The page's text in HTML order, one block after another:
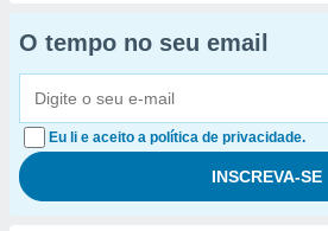
O tempo no seu email
Eu li e aceito a política de privacidade.